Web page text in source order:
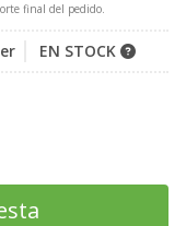
final del pedido.
EN STOCK